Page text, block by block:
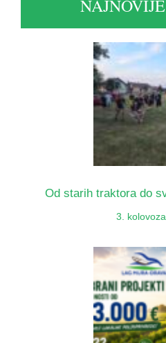
Od starih traktora do
3.